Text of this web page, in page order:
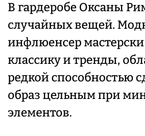
В гардеробе Оксаны
случайных вещей.
инфлюенсер мастерски
классику и тренды,
редкой способностью
образ цельным при
элементов.